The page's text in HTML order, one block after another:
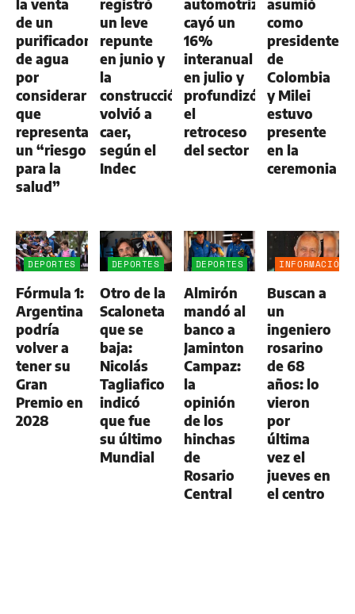
la venta
de un
purificador
de agua
por
considerar
que
representa
un “riesgo
para la
salud”
registró
un leve
repunte
en junio y
la
construcción
volvió a
caer,
según el
Indec
automotriz
cayó un
16%
interanual
en julio y
profundizó
el
retroceso
del sector
asumió
como
presidente
de
Colombia
y Milei
estuvo
presente
en la
ceremonia
DEPORTES
Fórmula 1:
Argentina
podría
volver a
tener su
Gran
Premio en
2028
DEPORTES
Otro de la
Scaloneta
que se
baja:
Nicolás
Tagliafico
indicó
que fue
su último
Mundial
DEPORTES
Almirón
mandó al
banco a
Jaminton
Campaz:
la
opinión
de los
hinchas
de
Rosario
Central
INFORMACIÓN
Buscan a
un
ingeniero
rosarino
de 68
años: lo
vieron
por
última
vez el
jueves en
el centro